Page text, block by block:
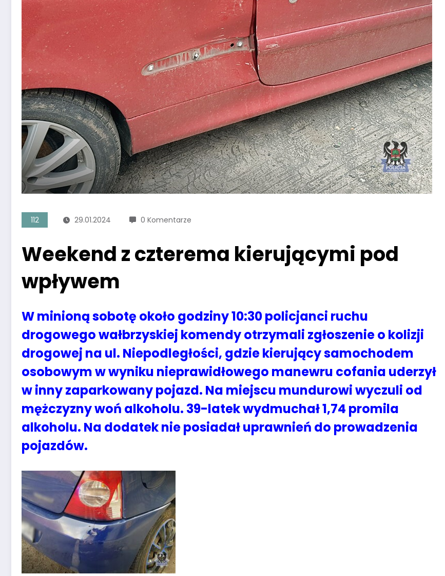
112 29.01.2024 0 Komentarze
Weekend z czterema kierującymi pod
wpływem
W minioną sobotę około godziny 10:30 policjanci ruchu
drogowego wałbrzyskiej komendy otrzymali zgłoszenie o kolizji
drogowej na ul. Niepodległości, gdzie kierujący samochodem
osobowym w wyniku nieprawidłowego manewru cofania uderzył
w inny zaparkowany pojazd. Na miejscu mundurowi wyczuli od
mężczyzny woń alkoholu. 39-latek wydmuchał 1,74 promila
alkoholu. Na dodatek nie posiadał uprawnień do prowadzenia
pojazdów.